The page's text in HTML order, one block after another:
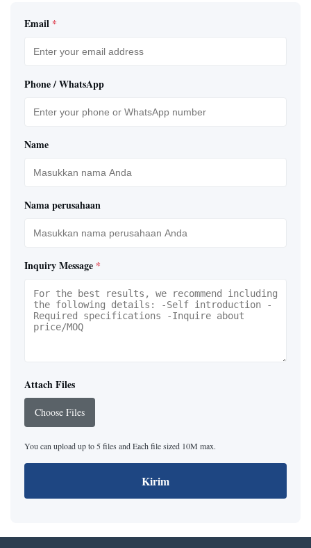
Email *
Phone / WhatsApp
Name
Nama perusahaan
Inquiry Message *
Attach Files
Choose Files
You can upload up to 5 files and Each file sized 10M max.
Kirim